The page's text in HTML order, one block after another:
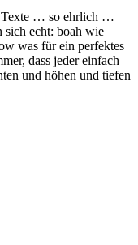
Texte … so ehrlich …
sich echt: boah wie
was für ein perfektes
dass jeder einfach
und höhen und tiefen